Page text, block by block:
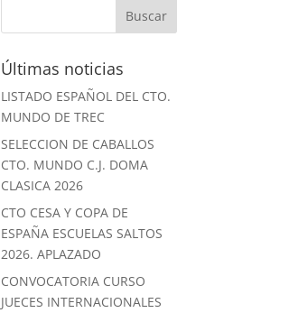
Últimas noticias
LISTADO ESPAÑOL DEL CTO.
MUNDO DE TREC
SELECCION DE CABALLOS
CTO. MUNDO C.J. DOMA
CLASICA 2026
CTO CESA Y COPA DE
ESPAÑA ESCUELAS SALTOS
2026. APLAZADO
CONVOCATORIA CURSO
JUECES INTERNACIONALES